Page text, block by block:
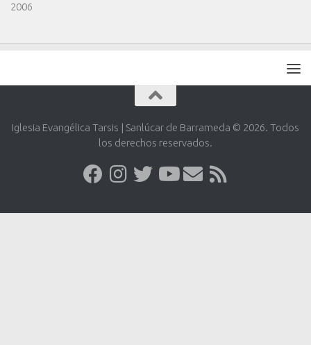
2006
Iglesia Evangélica Tarsis | Sanlúcar de Barrameda © 2026. Todos
los derechos reservados.